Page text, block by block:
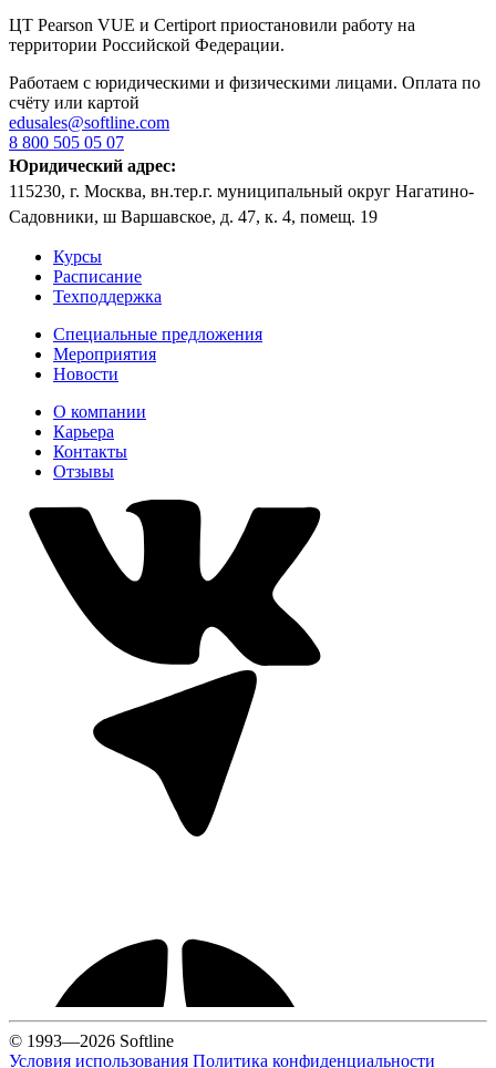
ЦТ Pearson VUE и Certiport приостановили работу на
территории Российской Федерации.
Работаем с юридическими и физическими лицами. Оплата по
счёту или картой
edusales@softline.com
8 800 505 05 07
Юридический адрес:
115230, г. Москва, вн.тер.г. муниципальный округ Нагатино-
Садовники, ш Варшавское, д. 47, к. 4, помещ. 19
Курсы
Расписание
Техподдержка
Специальные предложения
Мероприятия
Новости
О компании
Карьера
Контакты
Отзывы
© 1993—2026 Softline
Условия использования Политика конфиденциальности